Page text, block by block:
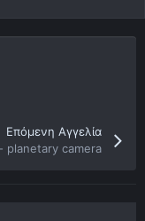
Επόμενη Αγγελία
planetary camera